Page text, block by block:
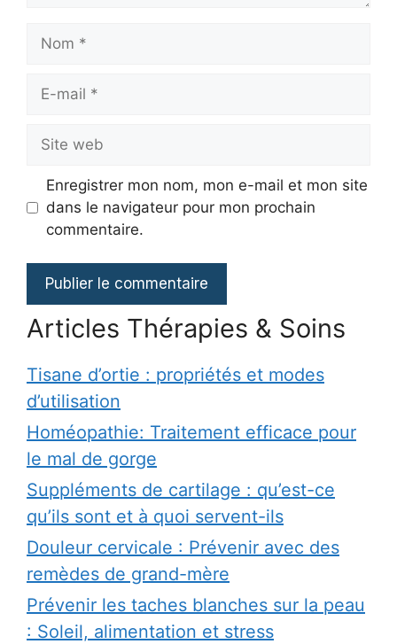
mail
web
Enregistrer mon nom, mon e-mail et mon site
dans le navigateur pour mon prochain
commentaire.
Articles Thérapies & Soins
Tisane d’ortie : propriétés et modes
d’utilisation
Homéopathie: Traitement efficace pour
le mal de gorge
Suppléments de cartilage : qu’est-ce
qu’ils sont et à quoi servent-ils
Douleur cervicale : Prévenir avec des
remèdes de grand-mère
Prévenir les taches blanches sur la peau
: Soleil, alimentation et stress